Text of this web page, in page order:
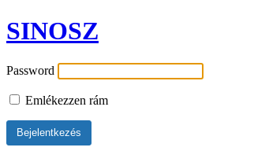
SINOSZ
Password
Emlékezzen rám